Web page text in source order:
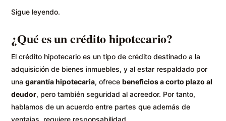
Sigue leyendo.
¿Qué es un crédito hipotecario?
El crédito hipotecario es un tipo de crédito destinado a la
adquisición de bienes inmuebles, y al estar respaldado por
unagarantía hipotecaria, ofrecebeneficios a corto plazo al
deudor, pero también seguridad al acreedor. Por tanto,
hablamos de un acuerdo entre partes que además de
ventajas, requiere responsabilidad.